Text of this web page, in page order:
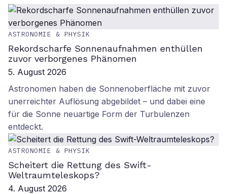
ASTRONOMIE & PHYSIK
Rekordscharfe Sonnenaufnahmen enthüllen
zuvor verborgenes Phänomen
5. August 2026
Astronomen haben die Sonnenoberfläche mit zuvor
unerreichter Auflösung abgebildet – und dabei eine
für die Sonne neuartige Form der Turbulenzen
entdeckt.
ASTRONOMIE & PHYSIK
Scheitert die Rettung des Swift-
Weltraumteleskops?
4. August 2026